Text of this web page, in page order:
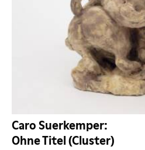
Caro Suerkemper:
Ohne Titel (Cluster)